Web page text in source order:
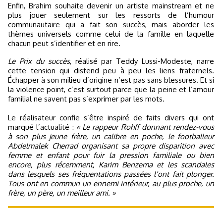
Enfin, Brahim souhaite devenir un artiste mainstream et ne
plus jouer seulement sur les ressorts de l’humour
communautaire qui a fait son succès, mais aborder les
thèmes universels comme celui de la famille en laquelle
chacun peut s’identifier et en rire.
Le Prix du succès, réalisé par Teddy Lussi-Modeste, narre
cette tension qui distend peu à peu les liens fraternels.
Échapper à son milieu d’origine n’est pas sans blessures. Et si
la violence point, c’est surtout parce que la peine et l’amour
familial ne savent pas s’exprimer par les mots.
Le réalisateur confie s’être inspiré de faits divers qui ont
marqué l’actualité : « Le rappeur Rohff donnant rendez-vous
à son plus jeune frère, un calibre en poche, le footballeur
Abdelmalek Cherrad organisant sa propre disparition avec
femme et enfant pour fuir la pression familiale ou bien
encore, plus récemment, Karim Benzema et les scandales
dans lesquels ses fréquentations passées l’ont fait plonger.
Tous ont en commun un ennemi intérieur, au plus proche, un
frère, un père, un meilleur ami. »